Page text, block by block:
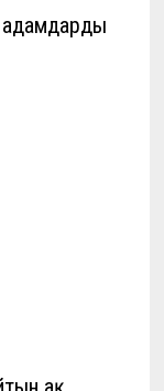
адамдарды